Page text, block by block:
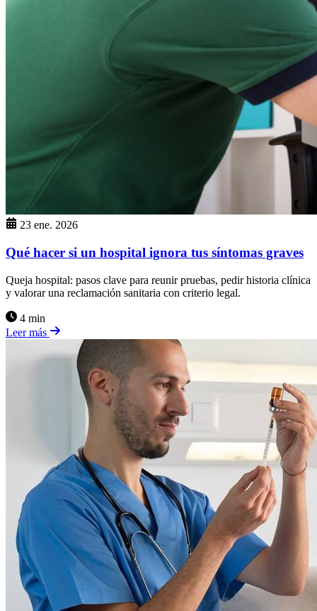
23 ene. 2026
Qué hacer si un hospital ignora tus síntomas graves
Queja hospital: pasos clave para reunir pruebas, pedir historia clínica
y valorar una reclamación sanitaria con criterio legal.
4 min
Leer más